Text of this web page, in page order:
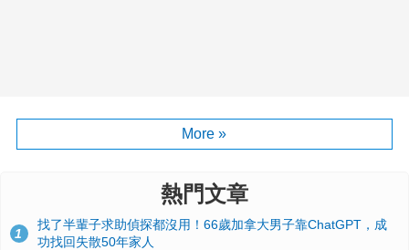
More »
熱門文章
1
找了半輩子求助偵探都沒用！66歲加拿大男子靠ChatGPT，成
功找回失散50年家人